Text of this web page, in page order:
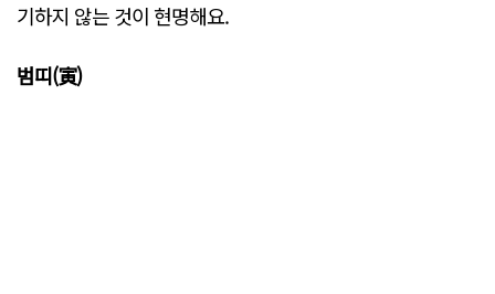
기하지 않는 것이 현명해요.
범띠(寅)